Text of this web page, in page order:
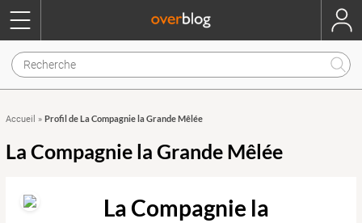
Accueil » Profil de La Compagnie la Grande Mêlée
La Compagnie la Grande Mêlée
La Compagnie la